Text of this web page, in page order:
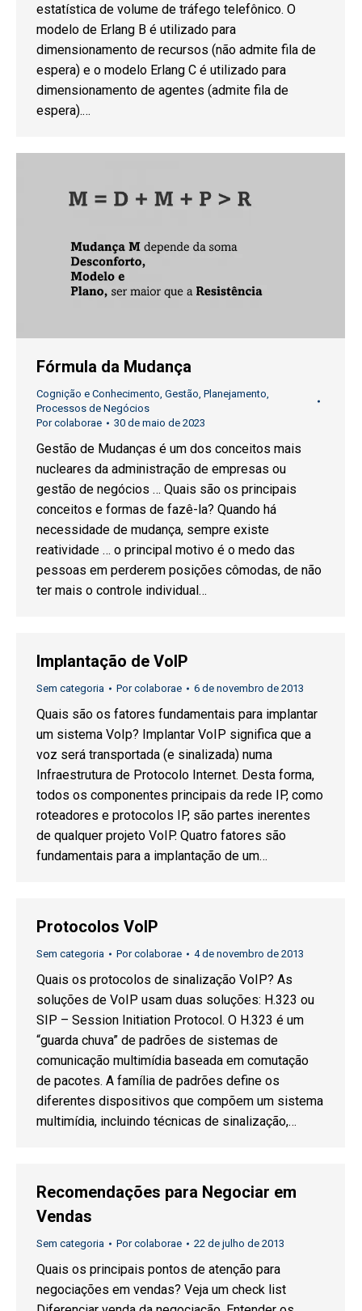
estatística de volume de tráfego telefônico. O
modelo de Erlang B é utilizado para
dimensionamento de recursos (não admite fila de
espera) e o modelo Erlang C é utilizado para
dimensionamento de agentes (admite fila de
espera).…
Fórmula da Mudança
Cognição e Conhecimento, Gestão, Planejamento,
Processos de Negócios
Porcolaborae 30 de maio de 2023
Gestão de Mudanças é um dos conceitos mais
nucleares da administração de empresas ou
gestão de negócios … Quais são os principais
conceitos e formas de fazê-la? Quando há
necessidade de mudança, sempre existe
reatividade … o principal motivo é o medo das
pessoas em perderem posições cômodas, de não
ter mais o controle individual…
Implantação de VoIP
Sem categoria Porcolaborae 6 de novembro de 2013
Quais são os fatores fundamentais para implantar
um sistema VoIp? Implantar VoIP significa que a
voz será transportada (e sinalizada) numa
Infraestrutura de Protocolo Internet. Desta forma,
todos os componentes principais da rede IP, como
roteadores e protocolos IP, são partes inerentes
de qualquer projeto VoIP. Quatro fatores são
fundamentais para a implantação de um…
Protocolos VoIP
Sem categoria Porcolaborae 4 de novembro de 2013
Quais os protocolos de sinalização VoIP? As
soluções de VoIP usam duas soluções: H.323 ou
SIP – Session Initiation Protocol. O H.323 é um
“guarda chuva” de padrões de sistemas de
comunicação multimídia baseada em comutação
de pacotes. A família de padrões define os
diferentes dispositivos que compõem um sistema
multimídia, incluindo técnicas de sinalização,…
Recomendações para Negociar em
Vendas
Sem categoria Porcolaborae 22 de julho de 2013
Quais os principais pontos de atenção para
negociações em vendas? Veja um check list